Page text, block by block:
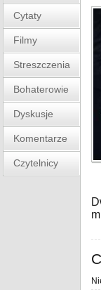
Cytaty
Filmy
Streszczenia
Bohaterowie
Dyskusje
Komentarze
Czytelnicy